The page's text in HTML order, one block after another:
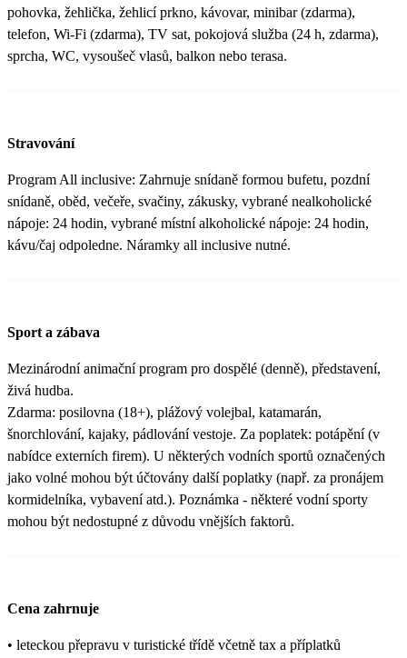
pohovka, žehlička, žehlicí prkno, kávovar, minibar (zdarma),
telefon, Wi-Fi (zdarma), TV sat, pokojová služba (24 h, zdarma),
sprcha, WC, vysoušeč vlasů, balkon nebo terasa.
Stravování
Program All inclusive: Zahrnuje snídaně formou bufetu, pozdní
snídaně, oběd, večeře, svačiny, zákusky, vybrané nealkoholické
nápoje: 24 hodin, vybrané místní alkoholické nápoje: 24 hodin,
kávu/čaj odpoledne. Náramky all inclusive nutné.
Sport a zábava
Mezinárodní animační program pro dospělé (denně), představení,
živá hudba.
Zdarma: posilovna (18+), plážový volejbal, katamarán,
šnorchlování, kajaky, pádlování vestoje. Za poplatek: potápění (v
nabídce externích firem). U některých vodních sportů označených
jako volné mohou být účtovány další poplatky (např. za pronájem
kormidelníka, vybavení atd.). Poznámka - některé vodní sporty
mohou být nedostupné z důvodu vnějších faktorů.
Cena zahrnuje
• leteckou přepravu v turistické třídě včetně tax a příplatků